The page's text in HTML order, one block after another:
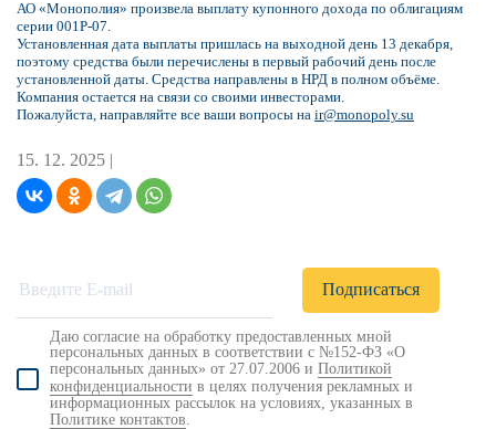
АО «Монополия» произвела выплату купонного дохода по облигациям
серии 001Р-07.
Установленная дата выплаты пришлась на выходной день 13 декабря,
поэтому средства были перечислены в первый рабочий день после
установленной даты. Средства направлены в НРД в полном объёме.
Компания остается на связи со своими инвесторами.
Пожалуйста, направляйте все ваши вопросы на ir@monopoly.su
15. 12. 2025 |
Даю согласие на обработку предоставленных мной
персональных данных в соответствии с №152-ФЗ «О
персональных данных» от 27.07.2006 и Политикой
конфиденциальности в целях получения рекламных и
информационных рассылок на условиях, указанных в
Политике контактов